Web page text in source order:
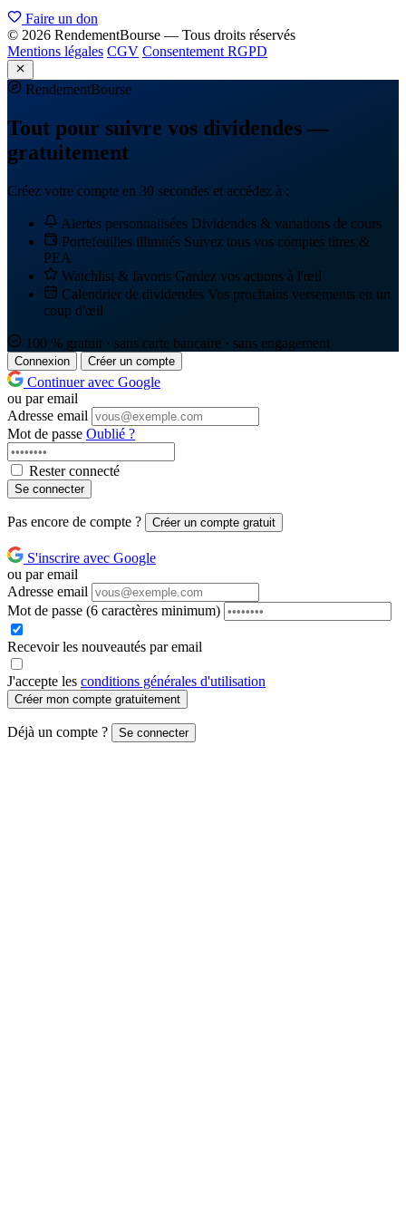
Faire un don
© 2026 RendementBourse — Tous droits réservés
Mentions légales CGV Consentement RGPD
RendementBourse
Tout pour suivre vos dividendes —
gratuitement
Créez votre compte en 30 secondes et accédez à :
Alertes personnalisées Dividendes & variations de cours
Portefeuilles illimités Suivez tous vos comptes titres &
PEA
Watchlist & favoris Gardez vos actions à l'œil
Calendrier de dividendes Vos prochains versements en un
coup d'œil
100 % gratuit · sans carte bancaire · sans engagement
Connexion Créer un compte
Continuer avec Google
ou par email
Adresse email
Mot de passe Oublié ?
Rester connecté
Se connecter
Pas encore de compte ? Créer un compte gratuit
S'inscrire avec Google
ou par email
Adresse email
Mot de passe (6 caractères minimum)
Recevoir les nouveautés par email
J'accepte les conditions générales d'utilisation
Créer mon compte gratuitement
Déjà un compte ? Se connecter